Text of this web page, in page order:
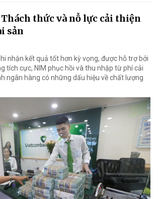
thức và nỗ lực cải thiện
sản
nhận kết quả tốt hơn kỳ vọng, được hỗ trợ bởi
tích cực, NIM phục hồi và thu nhập từ phí cải
ngân hàng có những dấu hiệu về chất lượng